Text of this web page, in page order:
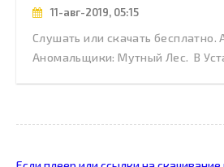
11-авг-2019, 05:15
Слушать или скачать бесплатно.
Аномальщики: Мутный Лес. В